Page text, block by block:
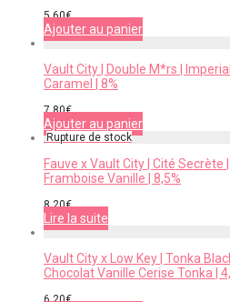
5,60€
Ajouter au panier
Vault City | Double M*rs |
Caramel | 8%
7,80€
Ajouter au panier
Fauve x Vault City | Cité
Framboise Vanille | 8,5%
8,20€
Lire la suite
Vault City x Low Key | Tonka
Chocolat Vanille Cerise Tonka |
6,20€